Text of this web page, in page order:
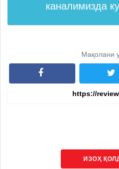
каналимизда
Мақолани
ИЗОҲ